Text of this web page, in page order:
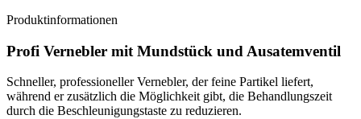
Produktinformationen
Profi Vernebler mit Mundstück und Ausatemventil
Schneller, professioneller Vernebler, der feine Partikel liefert,
während er zusätzlich die Möglichkeit gibt, die Behandlungszeit
durch die Beschleunigungstaste zu reduzieren.